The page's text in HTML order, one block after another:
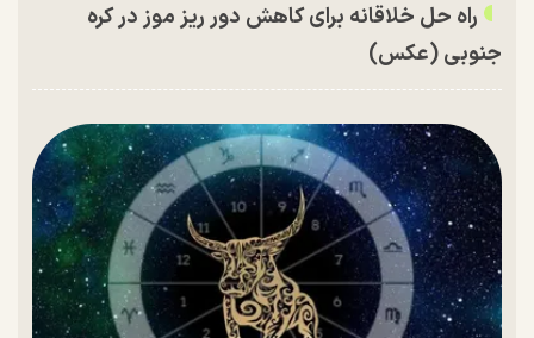
راه حل خلاقانه برای کاهش دور ریز موز در کره
جنوبی (عکس)